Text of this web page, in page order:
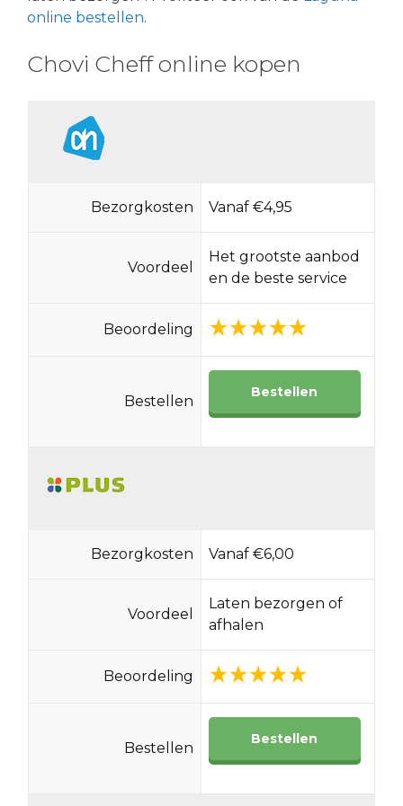
online bestellen.
Chovi Cheff online kopen
Bezorgkosten Vanaf €4,95
Voordeel
Het grootste aanbod
en de beste service
Beoordeling
Bestellen
Bestellen
Bezorgkosten Vanaf €6,00
Voordeel
Laten bezorgen of
afhalen
Beoordeling
Bestellen
Bestellen